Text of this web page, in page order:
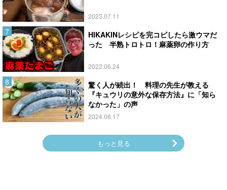
2023.07.11
HIKAKINレシピを完コピしたら激ウマだ
った 半熟トロトロ！麻薬卵の作り方
2022.06.24
驚く人が続出！ 料理の先生が教える
『キュウリの意外な保存方法』に「知ら
なかった」の声
2024.06.17
もっと見る